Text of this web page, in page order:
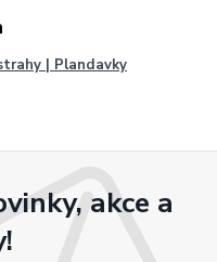
| Plandavky
akce a